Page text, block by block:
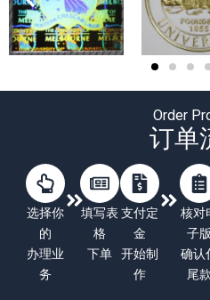
Order
订单
选择你
的
办理业
务
填写表
格
下单
支付定
金
开始制
作
核对
子版
确认
尾款